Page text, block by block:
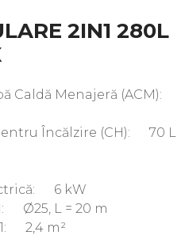
2IN1 280L
Caldă Menajeră (ACM):
Încălzire (CH): 70 L
6 kW
Ø25, L = 20 m
2,4 m²